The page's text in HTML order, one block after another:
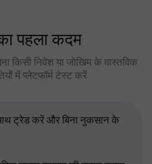
पहला कदम
किसी निवेश या जोखिम के वास्तविक
में प्लेटफॉर्म टेस्ट करें
ट्रेड करें और बिना नुकसान के